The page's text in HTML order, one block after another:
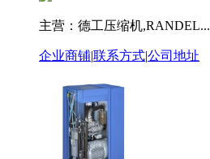
主营：德工压缩机,RANDEL...
企业商铺|联系方式|公司地址